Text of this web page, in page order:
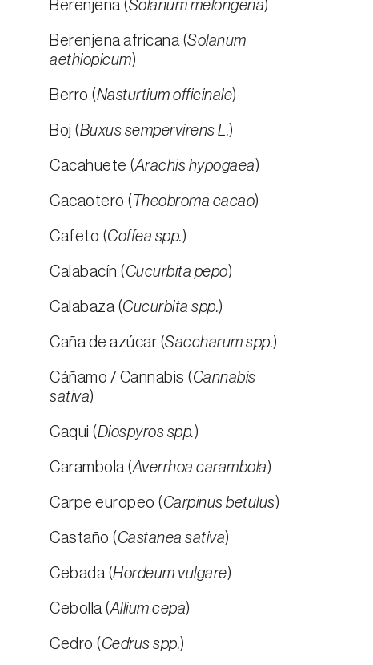
Berenjena (Solanum melongena)
Berenjena africana (Solanum
aethiopicum)
Berro (Nasturtium officinale)
Boj (Buxus sempervirens L.)
Cacahuete (Arachis hypogaea)
Cacaotero ( Theobroma cacao)
Cafeto (Coffea spp.)
Calabacín (Cucurbita pepo)
Calabaza (Cucurbita spp.)
Caña de azúcar (Saccharum spp.)
Cáñamo / Cannabis (Cannabis
sativa)
Caqui (Diospyros spp.)
Carambola (Averrhoa carambola)
Carpe europeo (Carpinus betulus)
Castaño (Castanea sativa)
Cebada (Hordeum vulgare)
Cebolla (Allium cepa)
Cedro (Cedrus spp.)